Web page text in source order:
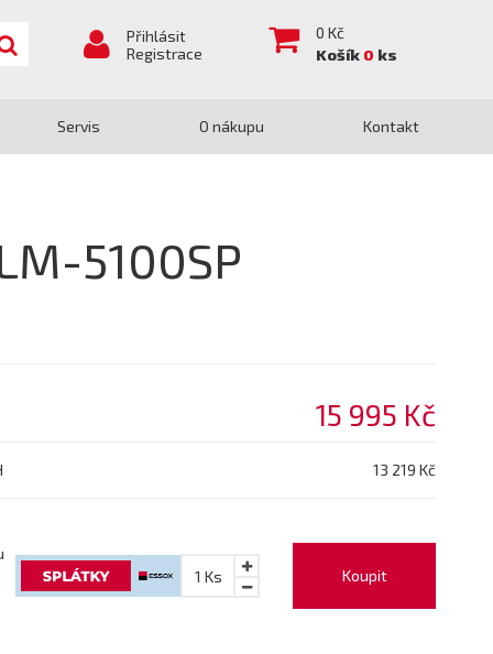
Přihlásit
Registrace
0 Kč
Košík 0 ks
Servis O nákupu Kontakt
5100SP
15 995 Kč
13 219 Kč
Koupit
1 Ks